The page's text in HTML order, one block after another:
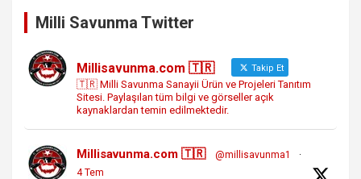
Milli Savunma Twitter
Millisavunma.com 🇹🇷 Takip Et
🇹🇷 Milli Savunma Sanayii Ürün ve Projeleri Tanıtım
Sitesi. Paylaşılan tüm bilgi ve görseller açık
kaynaklardan temin edilmektedir.
Millisavunma.com 🇹🇷 @millisavunma1
·
4 Tem